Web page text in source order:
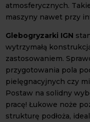
atmosferycznych.
maszyny nawet przy
Glebogryzarki IGN
wytrzymałą
zastosowaniem.
przygotowania pola
pielęgnacyjnych czy
Postaw na solidny
pracę! Łukowe noże
strukturę podłoża,